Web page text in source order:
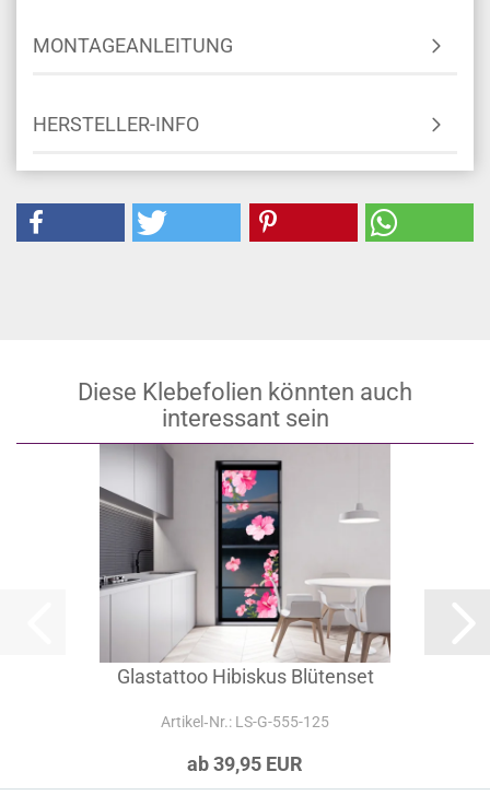
MONTAGEANLEITUNG
HERSTELLER-INFO
Diese Klebefolien könnten auch
interessant sein
Glastattoo Hibiskus Blütenset
Artikel‑Nr.: LS-G-555-125
ab 39,95 EUR